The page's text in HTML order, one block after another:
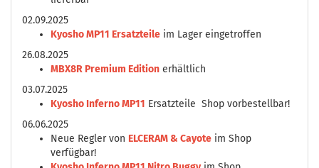
02.09.2025
Kyosho MP11 Ersatzteile im Lager eingetroffen
26.08.2025
MBX8R Premium Edition erhältlich
03.07.2025
Kyosho Inferno MP11 Ersatzteile Shop vorbestellbar!
06.06.2025
Neue Regler von ELCERAM & Cayote im Shop
verfügbar!